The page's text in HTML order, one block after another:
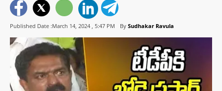
Published Date :March 14, 2024 , 5:47 PM By Sudhakar Ravula